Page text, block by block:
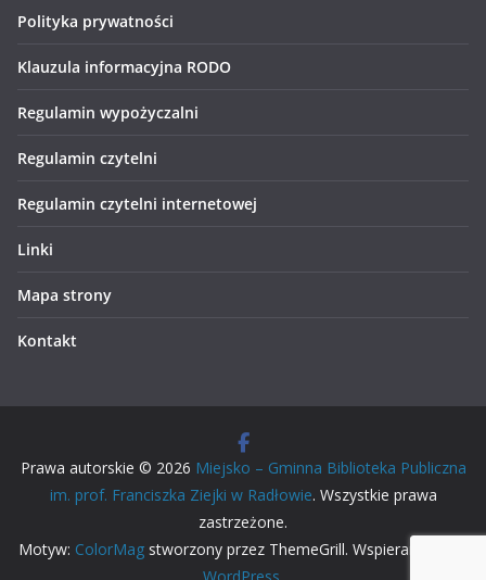
Polityka prywatności
Klauzula informacyjna RODO
Regulamin wypożyczalni
Regulamin czytelni
Regulamin czytelni internetowej
Linki
Mapa strony
Kontakt
Prawa autorskie © 2026 Miejsko – Gminna Biblioteka Publiczna
im. prof. Franciszka Ziejki w Radłowie. Wszystkie prawa
zastrzeżone.
Motyw: ColorMagstworzony przez ThemeGrill. Wspierane przez